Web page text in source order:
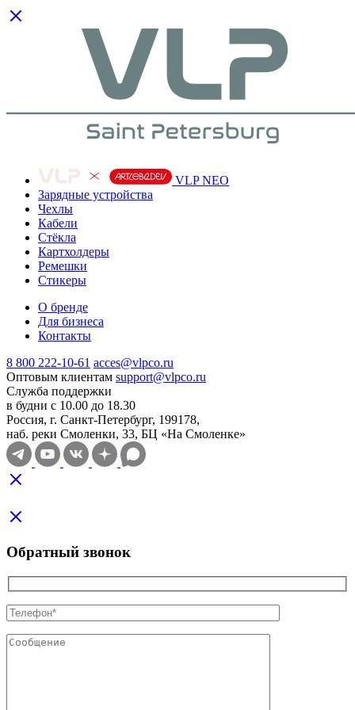
VLP NEO
Зарядные устройства
Чехлы
Кабели
Cтёкла
Картхолдеры
Ремешки
Стикеры
О бренде
Для бизнеса
Контакты
8 800 222-10-61 acces@vlpco.ru
Оптовым клиентам support@vlpco.ru
Служба поддержки
в будни с 10.00 до 18.30
Россия, г. Санкт-Петербург, 199178,
наб. реки Смоленки, 33, БЦ «На Смоленке»
Обратный звонок